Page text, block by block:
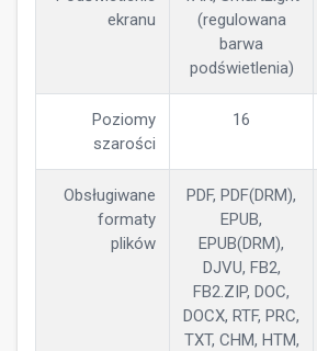
ekranu
(regulowana
barwa
podświetlenia)
Poziomy
szarości
16
Obsługiwane
formaty
plików
PDF, PDF(DRM),
EPUB,
EPUB(DRM),
DJVU, FB2,
FB2.ZIP, DOC,
DOCX, RTF, PRC,
TXT, CHM, HTM,